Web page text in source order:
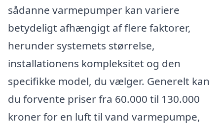
sådanne varmepumper kan variere
betydeligt afhængigt af flere faktorer,
herunder systemets størrelse,
installationens kompleksitet og den
specifikke model, du vælger. Generelt kan
du forvente priser fra 60.000 til 130.000
kroner for en luft til vand varmepumpe,